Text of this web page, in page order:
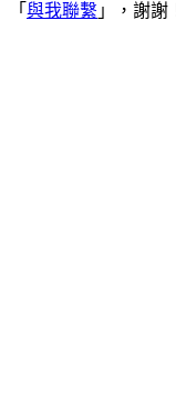
「 與我聯繫 」，謝謝